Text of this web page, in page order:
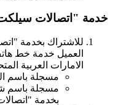
خدمة "اتصالات
للاشتراك بخدمة
العميل خدمة خط
الامارات العربية
مسجلة باسم
مسجلة باسم
بخدمة